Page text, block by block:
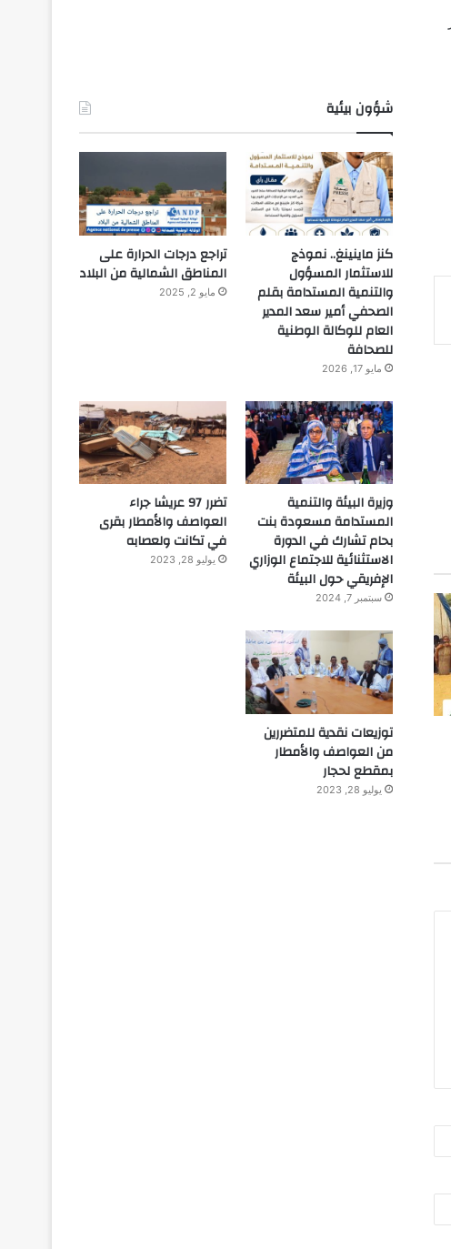
شؤون بيئية
كنز ماينينغ.. نموذج
للاستثمار المسؤول
والتنمية المستدامة بقلم
الصحفي أمير سعد المدير
العام للوكالة الوطنية
للصحافة
مايو 17, 2026
تراجع درجات الحرارة على
المناطق الشمالية من البلاد
مايو 2, 2025
وزيرة البيئة والتنمية
المستدامة مسعودة بنت
بحام تشارك في الدورة
الاستثنائية للاجتماع الوزاري
الإفريقي حول البيئة
سبتمبر 7, 2024
تضرر 97 عريشا جراء
العواصف والأمطار بقرى
في تكانت ولعصابه
يوليو 28, 2023
توزيعات نقدية للمتضررين
من العواصف والأمطار
بمقطع لحجار
يوليو 28, 2023